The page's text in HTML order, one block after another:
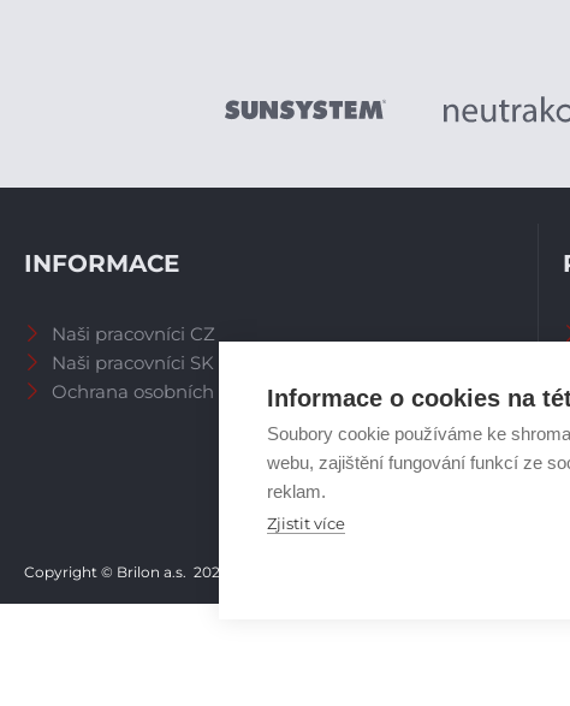
Informace o cookies na
Soubory cookie používáme ke
webu, zajištění fungování funkcí ze
reklam.
Zjistit více
INFORMACE
Naši pracovníci CZ
Naši pracovníci SK
Ochrana osobních údajů
Copyright © Brilon a.s. 2026